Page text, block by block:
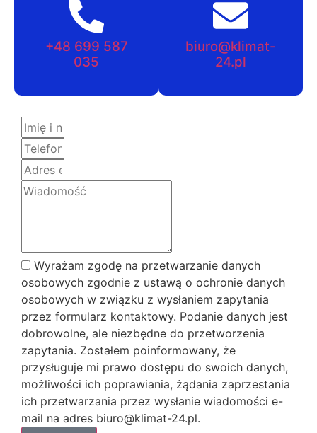
+48 699 587
035
biuro@klimat-
24.pl
Wyrażam zgodę na przetwarzanie danych
osobowych zgodnie z ustawą o ochronie danych
osobowych w związku z wysłaniem zapytania
przez formularz kontaktowy. Podanie danych jest
dobrowolne, ale niezbędne do przetworzenia
zapytania. Zostałem poinformowany, że
przysługuje mi prawo dostępu do swoich danych,
możliwości ich poprawiania, żądania zaprzestania
ich przetwarzania przez wysłanie wiadomości e-
mail na adres biuro@klimat-24.pl.